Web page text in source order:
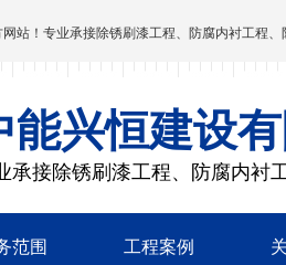
网站！专业承接除锈刷漆工程、防腐内衬工程
能兴恒建设
承接除锈刷漆工程、防腐内衬
范围 工程案例